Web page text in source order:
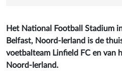
Het National Football Stadium
Belfast, Noord-Ierland is de
voetbalteam Linfield FC en van
Noord-Ierland.